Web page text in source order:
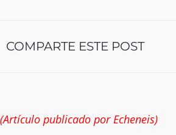
COMPARTE ESTE POST
(Artículo publicado por Echeneis)